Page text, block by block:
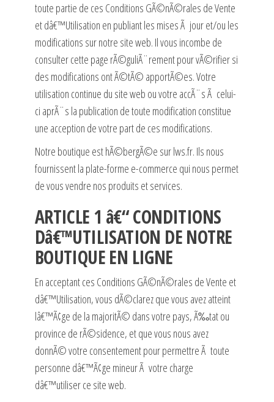
toute partie de ces Conditions GÃ©nÃ©rales de Vente
et dâ€™Utilisation en publiant les mises Ã jour et/ou les
modifications sur notre site web. Il vous incombe de
consulter cette page rÃ©guliÃ¨rement pour vÃ©rifier si
des modifications ont Ã©tÃ© apportÃ©es. Votre
utilisation continue du site web ou votre accÃ¨s Ã celui-
ci aprÃ¨s la publication de toute modification constitue
une acception de votre part de ces modifications.
Notre boutique est hÃ©bergÃ©e sur lws.fr. Ils nous
fournissent la plate-forme e-commerce qui nous permet
de vous vendre nos produits et services.
ARTICLE 1 â€“ CONDITIONS
Dâ€™UTILISATION DE NOTRE
BOUTIQUE EN LIGNE
En acceptant ces Conditions GÃ©nÃ©rales de Vente et
dâ€™Utilisation, vous dÃ©clarez que vous avez atteint
lâ€™Ã¢ge de la majoritÃ© dans votre pays, Ã‰tat ou
province de rÃ©sidence, et que vous nous avez
donnÃ© votre consentement pour permettre Ã toute
personne dâ€™Ã¢ge mineur Ã votre charge
dâ€™utiliser ce site web.